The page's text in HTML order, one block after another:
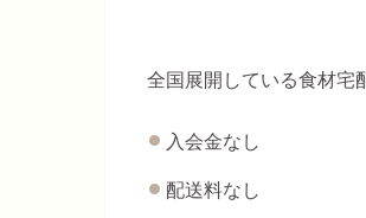
全国展開している食材宅
入会金なし
配送料なし